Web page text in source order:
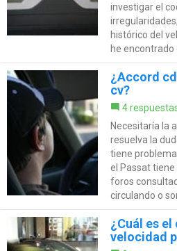
investigar el
histórico del
he encontrado
¿Accord
cv?
4
Necesitaría la
resuelva la
tiene
el Passat
foros
circulando o
¿Cuál es
velocidad